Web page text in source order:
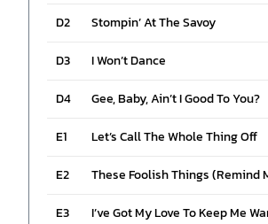
D2 Stompin’ At The Savoy
D3 I Won’t Dance
D4 Gee, Baby, Ain’t I Good To You?
E1 Let’s Call The Whole Thing Off
E2 These Foolish Things (Remind
E3 I’ve Got My Love To Keep Me